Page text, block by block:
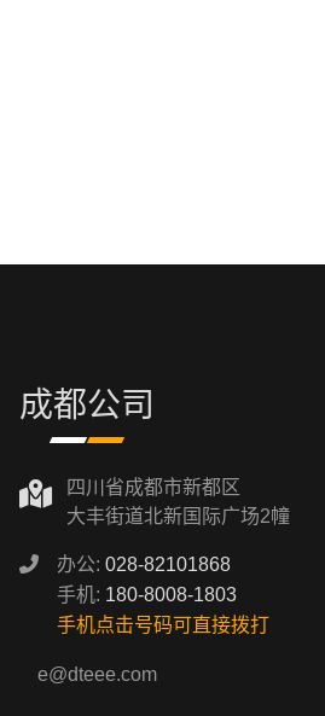
成都公司
四川省成都市新都区
大丰街道北新国际广场2幢
办公: 028-82101868
手机: 180-8008-1803
手机点击号码可直接拨打
e@dteee.com